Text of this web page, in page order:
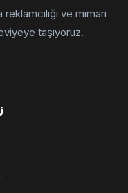
reklamcılığı ve mimari
taşıyoruz.